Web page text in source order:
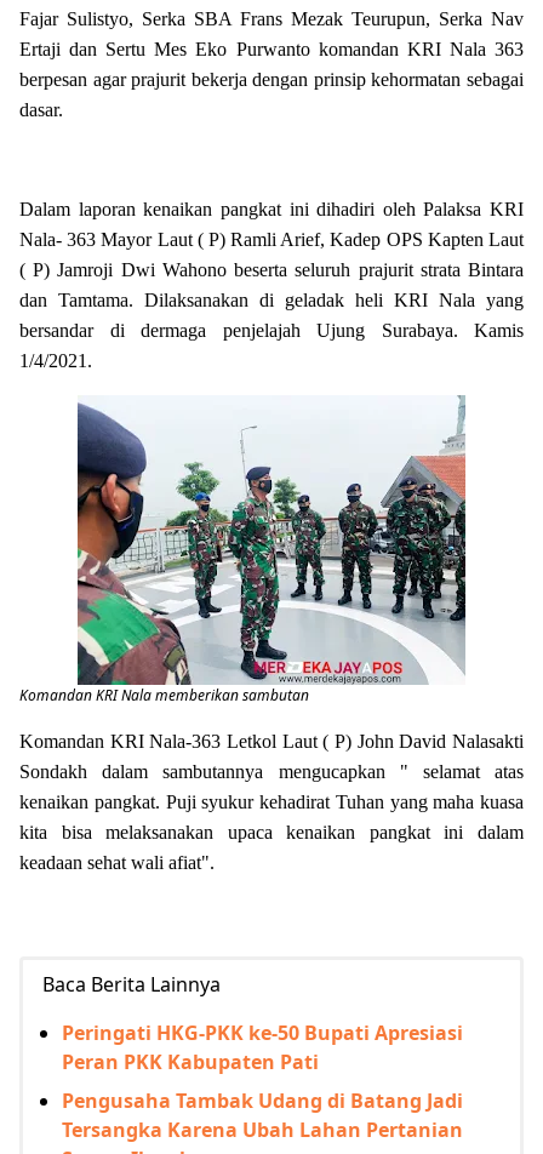
Fajar Sulistyo, Serka SBA Frans Mezak Teurupun, Serka Nav
Ertaji dan Sertu Mes Eko Purwanto komandan KRI Nala 363
berpesan agar prajurit bekerja dengan prinsip kehormatan sebagai
dasar.
Dalam laporan kenaikan pangkat ini dihadiri oleh Palaksa KRI
Nala- 363 Mayor Laut ( P) Ramli Arief, Kadep OPS Kapten Laut
( P) Jamroji Dwi Wahono beserta seluruh prajurit strata Bintara
dan Tamtama. Dilaksanakan di geladak heli KRI Nala yang
bersandar di dermaga penjelajah Ujung Surabaya. Kamis
1/4/2021.
Komandan KRI Nala memberikan sambutan
Komandan KRI Nala-363 Letkol Laut ( P) John David Nalasakti
Sondakh dalam sambutannya mengucapkan " selamat atas
kenaikan pangkat. Puji syukur kehadirat Tuhan yang maha kuasa
kita bisa melaksanakan upaca kenaikan pangkat ini dalam
keadaan sehat wali afiat".
Baca Berita Lainnya
Peringati HKG-PKK ke-50 Bupati Apresiasi
Peran PKK Kabupaten Pati
Pengusaha Tambak Udang di Batang Jadi
Tersangka Karena Ubah Lahan Pertanian